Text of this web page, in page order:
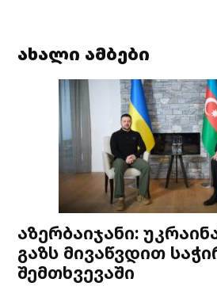
ახალი ამბები
აზერბაიჯანი:
გაზს მივაწვდით
შემთხვევაში